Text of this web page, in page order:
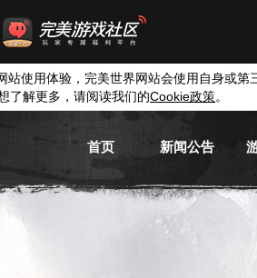
站使用体验，完美世界网站会使用自身或第
了解更多，请阅读我们的Cookie政策。
首页 新闻公告
游戏新闻
活动信息